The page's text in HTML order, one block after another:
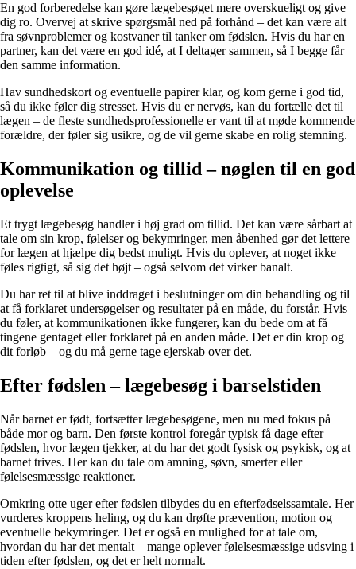
En god forberedelse kan gøre lægebesøget mere overskueligt og give
dig ro. Overvej at skrive spørgsmål ned på forhånd – det kan være alt
fra søvnproblemer og kostvaner til tanker om fødslen. Hvis du har en
partner, kan det være en god idé, at I deltager sammen, så I begge får
den samme information.
Hav sundhedskort og eventuelle papirer klar, og kom gerne i god tid,
så du ikke føler dig stresset. Hvis du er nervøs, kan du fortælle det til
lægen – de fleste sundhedsprofessionelle er vant til at møde kommende
forældre, der føler sig usikre, og de vil gerne skabe en rolig stemning.
Kommunikation og tillid – nøglen til en god
oplevelse
Et trygt lægebesøg handler i høj grad om tillid. Det kan være sårbart at
tale om sin krop, følelser og bekymringer, men åbenhed gør det lettere
for lægen at hjælpe dig bedst muligt. Hvis du oplever, at noget ikke
føles rigtigt, så sig det højt – også selvom det virker banalt.
Du har ret til at blive inddraget i beslutninger om din behandling og til
at få forklaret undersøgelser og resultater på en måde, du forstår. Hvis
du føler, at kommunikationen ikke fungerer, kan du bede om at få
tingene gentaget eller forklaret på en anden måde. Det er din krop og
dit forløb – og du må gerne tage ejerskab over det.
Efter fødslen – lægebesøg i barselstiden
Når barnet er født, fortsætter lægebesøgene, men nu med fokus på
både mor og barn. Den første kontrol foregår typisk få dage efter
fødslen, hvor lægen tjekker, at du har det godt fysisk og psykisk, og at
barnet trives. Her kan du tale om amning, søvn, smerter eller
følelsesmæssige reaktioner.
Omkring otte uger efter fødslen tilbydes du en efterfødselssamtale. Her
vurderes kroppens heling, og du kan drøfte prævention, motion og
eventuelle bekymringer. Det er også en mulighed for at tale om,
hvordan du har det mentalt – mange oplever følelsesmæssige udsving i
tiden efter fødslen, og det er helt normalt.